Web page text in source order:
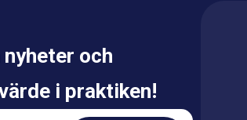
och
i praktiken!